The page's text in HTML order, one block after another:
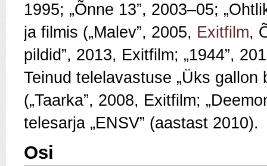
1995; „Õnne 13”, 2003–05;
ja filmis („Malev”, 2005, Exitfilm,
pildid”, 2013, Exitfilm; „1944”,
Teinud telelavastuse „Üks
(„Taarka”, 2008, Exitfilm;
telesarja „ENSV” (aastast 2010).
Osi